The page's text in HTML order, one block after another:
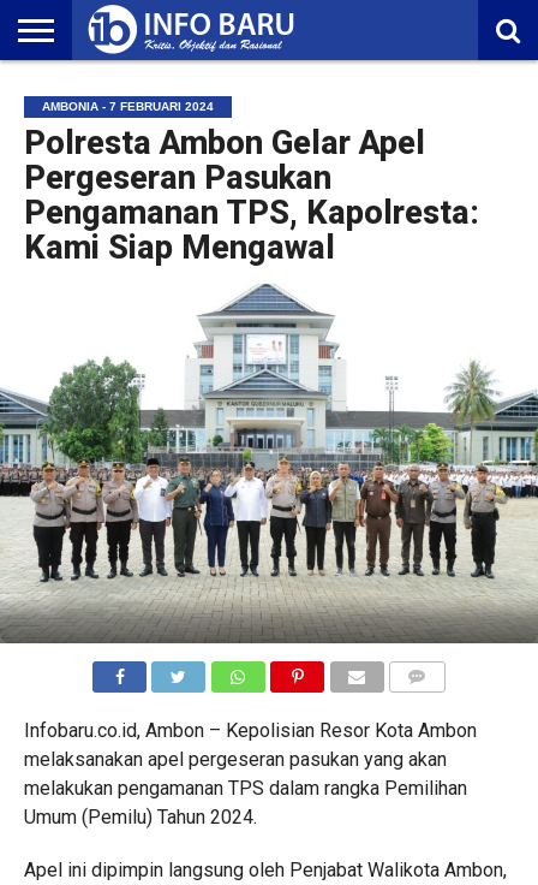
NASIONAL
AMBONIA
MALUKU
EKONOMI
POLITIK
OLAHRAGA
LIFESTYLE
REDAKSI
AMBONIA - 7 FEBRUARI 2024
Polresta Ambon Gelar Apel
Pergeseran Pasukan
Pengamanan TPS, Kapolresta:
Kami Siap Mengawal
Infobaru.co.id, Ambon – Kepolisian Resor Kota Ambon
melaksanakan apel pergeseran pasukan yang akan
melakukan pengamanan TPS dalam rangka Pemilihan
Umum (Pemilu) Tahun 2024.
Apel ini dipimpin langsung oleh Penjabat Walikota Ambon,